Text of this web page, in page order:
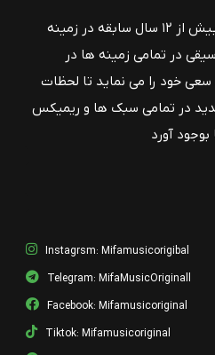
سایت و گروه میفا موزیک با بیش از ۱۲ سال سابقه در زمینه
در تمامی زمینه ها در
خود را می نماید تا لحظات
در تمامی سبک ها و ریمیکس
آورد
Instagrsm: Mifamusicorigibal
Telegram: MifaMusicOriginall
Facebook: Mifamusicoriginal
Tiktok: Mifamusicoriginal